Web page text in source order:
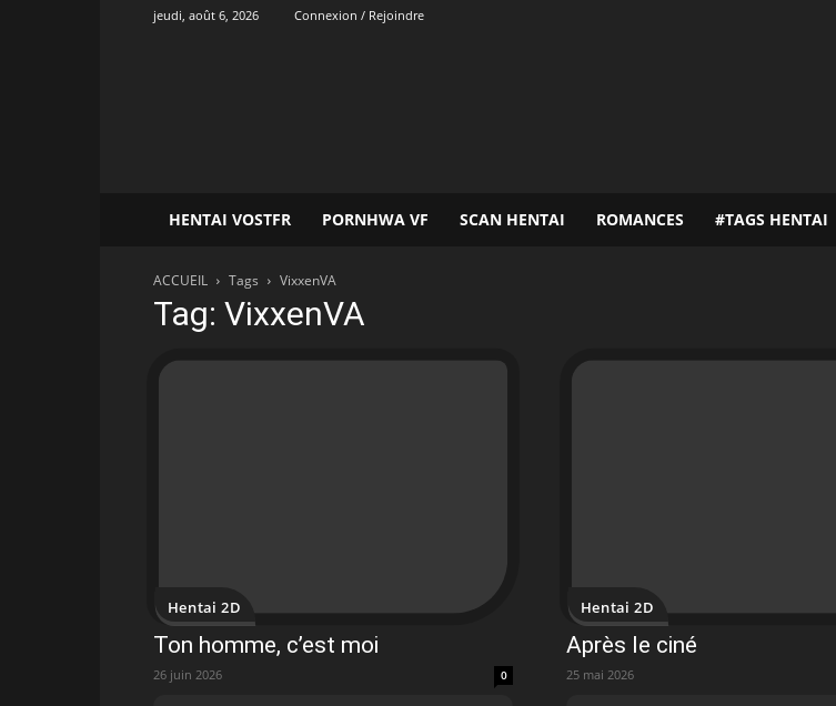
jeudi, août 6, 2026 Connexion / Rejoindre
HENTAI VOSTFR PORNHWA VF SCAN HENTAI ROMANCES #TAGS HENTAI
ACCUEIL Tags VixxenVA
Tag: VixxenVA
Hentai 2D
Ton homme, c’est moi
26 juin 2026 0
Hentai 2D
Après le ciné
25 mai 2026